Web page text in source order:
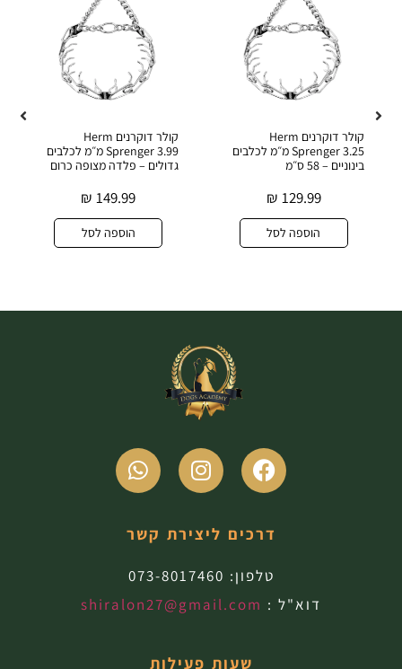
קולר דוקרנים Herm
Sprenger 3.25 מ״מ לכלבים
בינוניים – 58 ס״מ
129.99
₪
הוספה לסל
קולר דוקרנים Herm
Sprenger 3.99 מ״מ לכלבים
גדולים – פלדה מצופה כרום
149.99
₪
הוספה לסל
דרכים ליצירת קשר
טלפון: 073-8017460
דוא"ל : shiralon27@gmail.com
שעות פעילות